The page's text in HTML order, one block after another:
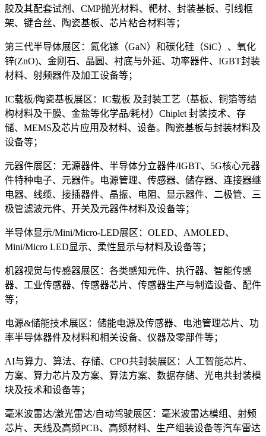
胶及其配套试剂、CMP抛光材料、靶材、封装基板、引线框
架、键合丝、陶瓷基板、芯片粘合材料等；
第三代半导体展区：氮化镓（GaN）和碳化硅（SiC）、氧化
锌(ZnO)、金刚石、晶圆、衬底与外延、功率器件、IGBT封装
材料、射频器件及加工设备等；
IC载板/陶瓷基板展区：IC载板 及封装工艺（基板、铜箔等结
构材料及干膜、金盐等化学品/耗材）Chiplet 封装技术、存
储、MEMS及芯片应用及材料、设备。陶瓷基板与封装材料及
设备等；
元器件展区：无源器件、半导体分立器件/IGBT、5G核心元器
件特种电子、元器件。电源管理、传感器、储存器、连接器继
电器、线缆、接插器件、晶振、电阻、显示器件、二极管、三
极管滤波元件、开关及元器件材料及设备等；
半导体显示/Mini/Micro-LED展区：OLED、AMOLED、
Mini/Micro LED显示、柔性显示与材料及设备等；
机器视觉与传感器展区：各类感知元件、执行器、智能传感
器、工业传感器、传感器芯片、传感器生产与制造设备、配件
等；
电源&储能技术展区：储能电源及传感器、电池管理芯片、功
率半导体器件及材料和相关设备、仪器及零部件等；
AI与算力、算法、存储、CPO共封装展区：人工智能芯片、
方案、算力芯片及方案、算法方案、数据存储、光电共封装模
块及技术和设备等；
毫米波雷达/激光雷达/自动驾驶展区：毫米波雷达模组、射频
芯片、天线及高频PCB、高频材料、生产组装设备等汽车雷达